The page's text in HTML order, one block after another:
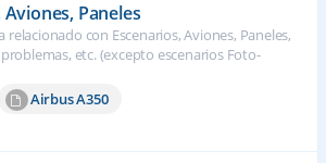
Aviones, Paneles
relacionado con Escenarios, Aviones, Paneles,
etc. (excepto escenarios Foto-
Airbus A350